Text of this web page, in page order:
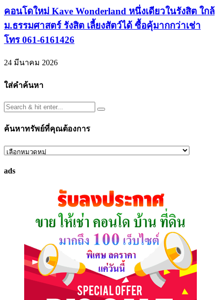
คอนโดใหม่ Kave Wonderland หนึ่งเดียวในรังสิต ใกล้
ม.ธรรมศาสตร์ รังสิต เลี้ยงสัตว์ได้ ซื้อคุ้มากกว่าเช่า
โทร 061-6161426
24 มีนาคม 2026
ใส่คำค้นหา
ค้นหาทรัพย์ที่คุณต้องการ
ค้นหา
ที่
ads